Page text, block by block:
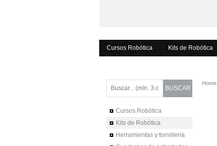
Cursos Robótica Kits de Robótica
Cursos Robótica
Kits de Robótica
Herramientas y tornillería
Home